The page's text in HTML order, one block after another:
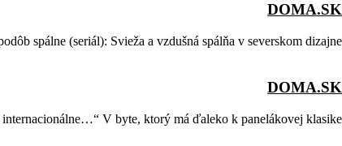
DOMA.SK
spálne (seriál): Svieža a vzdušná spálňa v severskom dizajne
DOMA.SK
V byte, ktorý má ďaleko k panelákovej klasike